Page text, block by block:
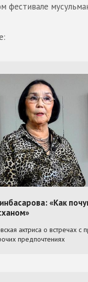
фестивале